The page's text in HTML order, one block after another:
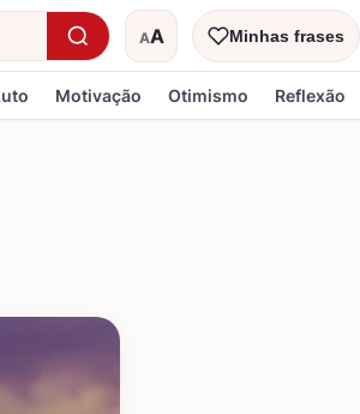
AA
Tamanho do textoMinhas frases
Motivação Otimismo Reflexão